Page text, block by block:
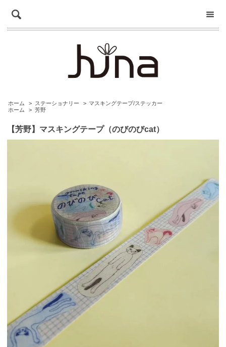
ホーム > ステーショナリー > マスキングテープ/ステッカー
ホーム
> 芳野
【芳野】マスキングテープ（のびのびcat）